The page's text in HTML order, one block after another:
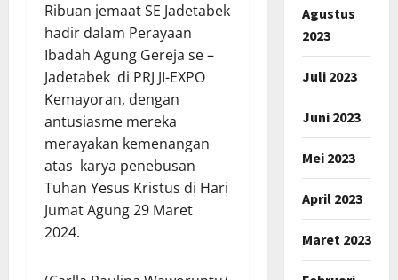
Ribuan jemaat SE Jadetabek
hadir dalam Perayaan
Ibadah Agung Gereja se –
Jadetabek di PRJ JI-EXPO
Kemayoran, dengan
antusiasme mereka
merayakan kemenangan
atas karya penebusan
Tuhan Yesus Kristus di Hari
Jumat Agung 29 Maret
2024.
Agustus
2023
Juli 2023
Juni 2023
Mei 2023
April 2023
Maret 2023